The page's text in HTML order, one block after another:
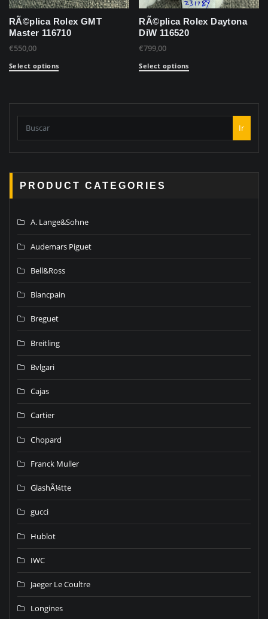
RÃ©plica Rolex GMT
Master 116710
€550,00
Select options
RÃ©plica Rolex Daytona
DiW 116520
€799,00
Select options
Ir
PRODUCT CATEGORIES
A. Lange&Sohne
Audemars Piguet
Bell&Ross
Blancpain
Breguet
Breitling
Bvlgari
Cajas
Cartier
Chopard
Franck Muller
GlashÃ¼tte
gucci
Hublot
IWC
Jaeger Le Coultre
Longines